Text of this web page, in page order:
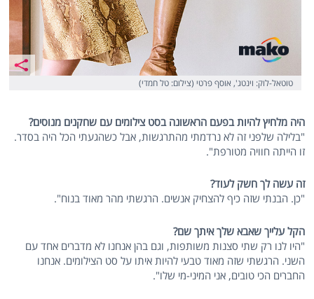
טוטאל-לוק: וינטג', אוסף פרטי (צילום: טל חמדי)
היה מלחיץ להיות בפעם הראשונה בסט צילומים עם שחקנים מנוסים?
"בלילה שלפני זה לא נרדמתי מהתרגשות, אבל כשהגעתי הכל היה בסדר.
זו הייתה חוויה מטורפת".
זה עשה לך חשק לעוד?
"כן. הבנתי שזה כיף להצחיק אנשים. הרגשתי מהר מאוד בנוח".
הקל עלייך שאבא שלך איתך שם?
"היו לנו רק שתי סצנות משותפות, וגם בהן אנחנו לא מדברים אחד עם
השני. הרגשתי שזה מאוד טבעי להיות איתו על סט הצילומים. אנחנו
החברים הכי טובים, אני המיני-מי שלו".